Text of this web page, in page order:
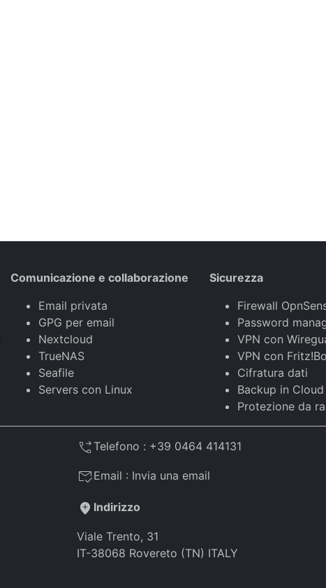
Comunicazione e collaborazione
Email privata
GPG per email
Nextcloud
TrueNAS
Seafile
Servers con Linux
Sicurezza
Firewall
Password
VPN con
VPN con
Cifratura dati
Backup in Cloud
Protezione da
Telefono : +39 0464 414131
Email : Invia una email
Indirizzo
Viale Trento, 31
IT-38068 Rovereto (TN) ITALY